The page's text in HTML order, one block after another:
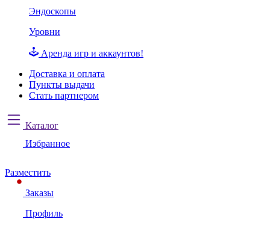
Эндоскопы
Уровни
Аренда игр и аккаунтов!
Доставка и оплата
Пункты выдачи
Стать партнером
Каталог
Избранное
Разместить
Заказы
Профиль